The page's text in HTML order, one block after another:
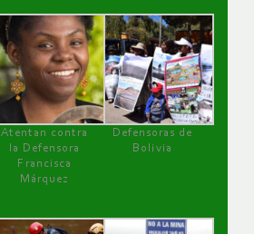
Atentan contra
la Defensora
Francisca
Márquez
Defensoras de
Bolivia